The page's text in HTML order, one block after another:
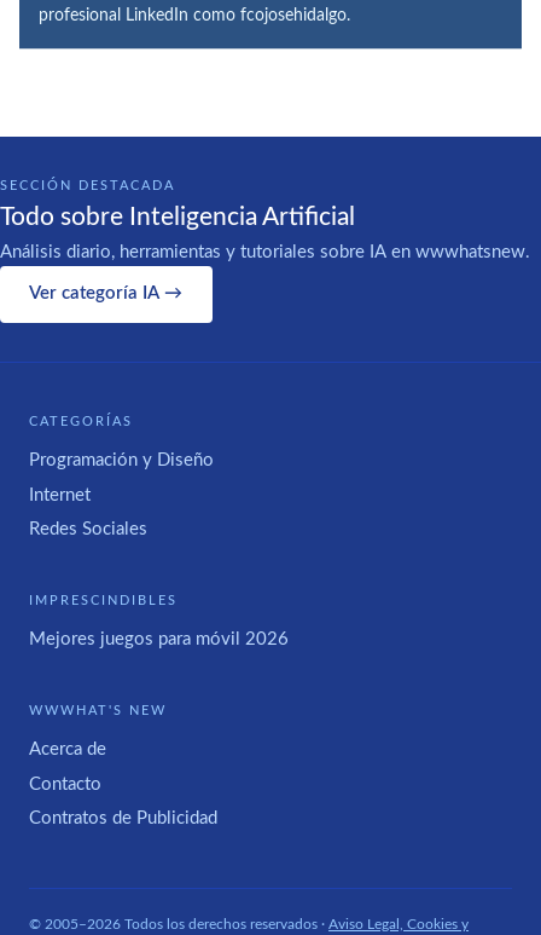
profesional LinkedIn como fcojosehidalgo.
SECCIÓN DESTACADA
Todo sobre Inteligencia Artificial
Análisis diario, herramientas y tutoriales sobre IA en wwwhatsnew.
Ver categoría IA →
CATEGORÍAS
Programación y Diseño
Internet
Redes Sociales
IMPRESCINDIBLES
Mejores juegos para móvil 2026
WWWHAT'S NEW
Acerca de
Contacto
Contratos de Publicidad
© 2005–2026 Todos los derechos reservados · Aviso Legal, Cookies y